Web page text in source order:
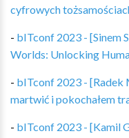
cyfrowych
- bITconf 2023 - [Sinem
Worlds: Unlocking
- bITconf 2023 - [Radek
martwić i pokochałem
- bITconf 2023 - [Kamil